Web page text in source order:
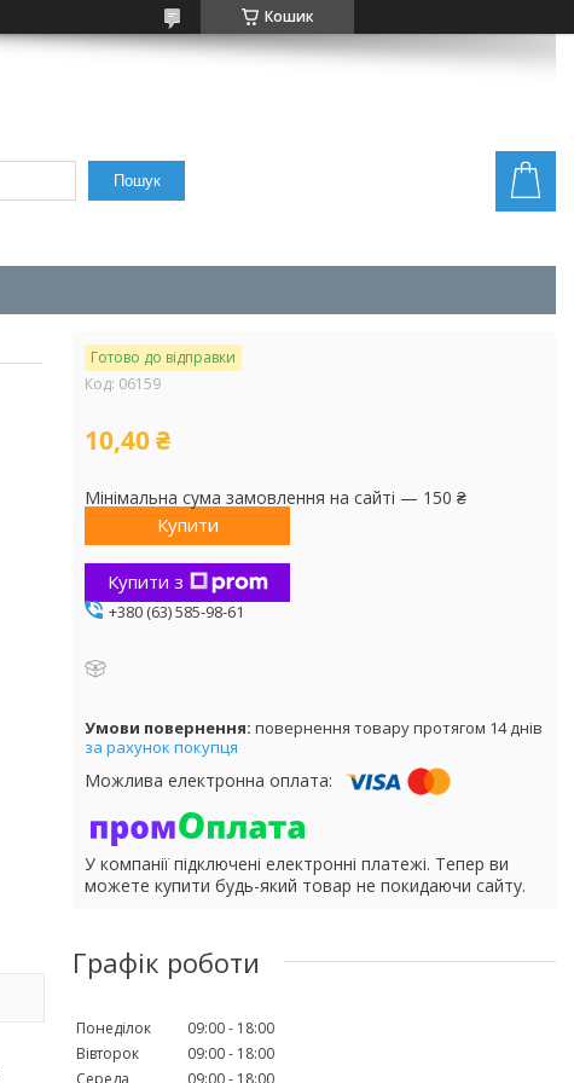
Кошик
Пошук
Готово до відправки
Код: 06159
10,40 ₴
Мінімальна сума замовлення на сайті — 150 ₴
Купити
Купити з
+380 (63) 585-98-61
повернення товару протягом 14 днів
за рахунок покупця
У компанії підключені електронні платежі. Тепер ви
можете купити будь-який товар не покидаючи сайту.
Графік роботи
Понеділок 09:00
18:00
Вівторок
09:00
18:00
Середа
09:00 18:00